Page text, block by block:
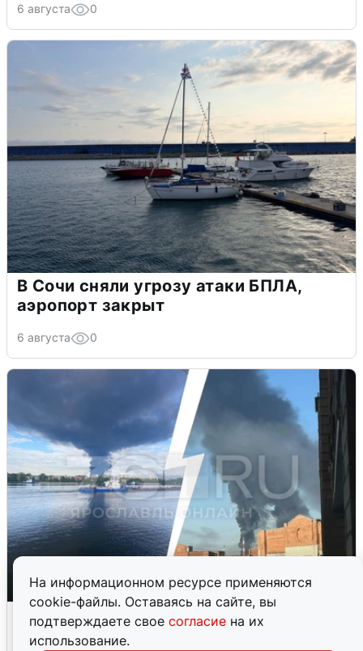
На информационном ресурсе применяются
cookie-файлы. Оставаясь на сайте, вы
подтверждаете свое согласие на их
использование.
6 августа 0
В Сочи сняли угрозу атаки БПЛА,
аэропорт закрыт
6 августа 0
Ночная атака БПЛА на Ярославль:
попадания и последствия